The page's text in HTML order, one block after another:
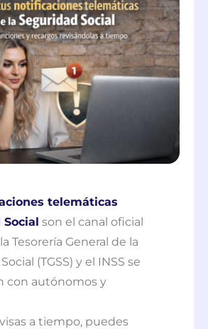
telemáticas
son el canal oficial
Tesorería General de la
(TGSS) y el INSS se
con autónomos y
a tiempo, puedes